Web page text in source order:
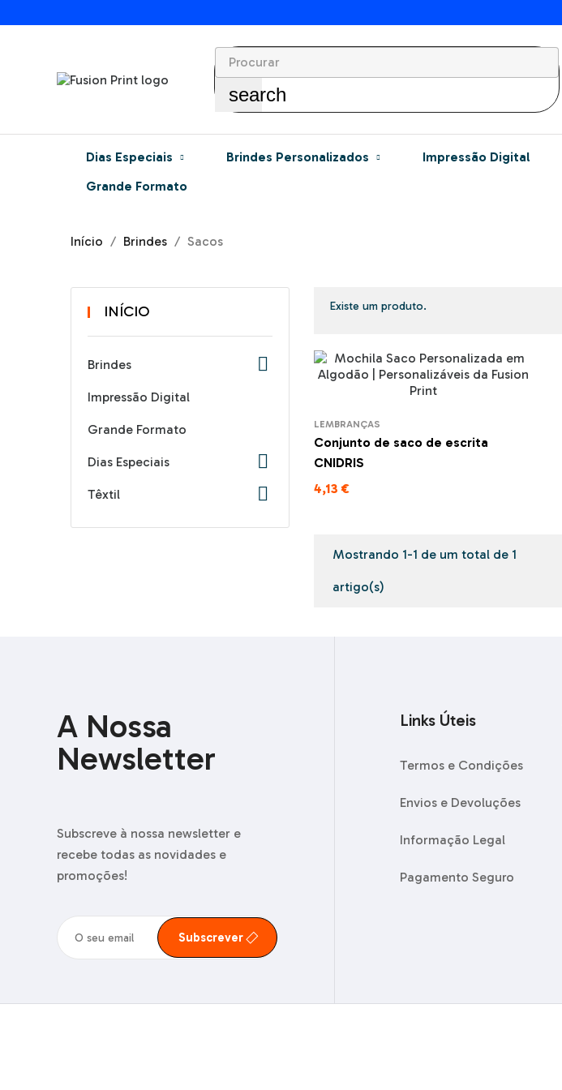
search
Dias Especiais Brindes Personalizados
Impressão Digital
Grande Formato
Início Brindes Sacos
INÍCIO
Brindes 
Impressão Digital
Grande Formato
Dias Especiais 
Têxtil 
Existe um produto.
LEMBRANÇAS
Conjunto de saco de escrita
CNIDRIS
4,13 €
Mostrando 1-1 de um total de 1
artigo(s)
A Nossa
Newsletter
Subscreve à nossa newsletter e
recebe todas as novidades e
promoções!
Subscrever
Links Úteis
Termos e Condições
Envios e Devoluções
Informação Legal
Pagamento Seguro